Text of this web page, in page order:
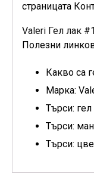
страницата
Valeri Гел лак
Полезни
Какво са
Марка:
Търси: гел
Търси:
Търси: